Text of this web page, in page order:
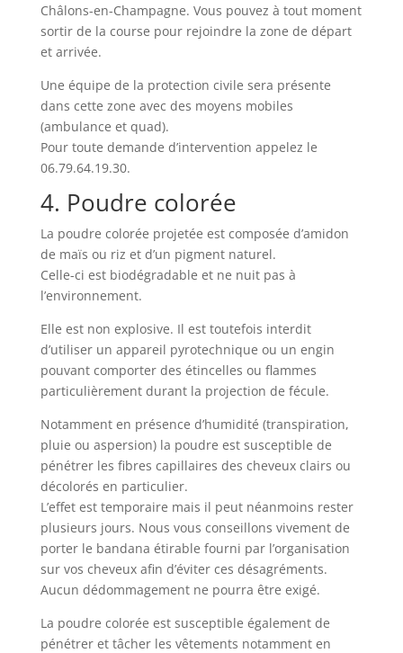
Châlons-en-Champagne. Vous pouvez à tout moment
sortir de la course pour rejoindre la zone de départ
et arrivée.
Une équipe de la protection civile sera présente
dans cette zone avec des moyens mobiles
(ambulance et quad).
Pour toute demande d’intervention appelez le
06.79.64.19.30.
4. Poudre colorée
La poudre colorée projetée est composée d’amidon
de maïs ou riz et d’un pigment naturel.
Celle-ci est biodégradable et ne nuit pas à
l’environnement.
Elle est non explosive. Il est toutefois interdit
d’utiliser un appareil pyrotechnique ou un engin
pouvant comporter des étincelles ou flammes
particulièrement durant la projection de fécule.
Notamment en présence d’humidité (transpiration,
pluie ou aspersion) la poudre est susceptible de
pénétrer les fibres capillaires des cheveux clairs ou
décolorés en particulier.
L’effet est temporaire mais il peut néanmoins rester
plusieurs jours. Nous vous conseillons vivement de
porter le bandana étirable fourni par l’organisation
sur vos cheveux afin d’éviter ces désagréments.
Aucun dédommagement ne pourra être exigé.
La poudre colorée est susceptible également de
pénétrer et tâcher les vêtements notamment en